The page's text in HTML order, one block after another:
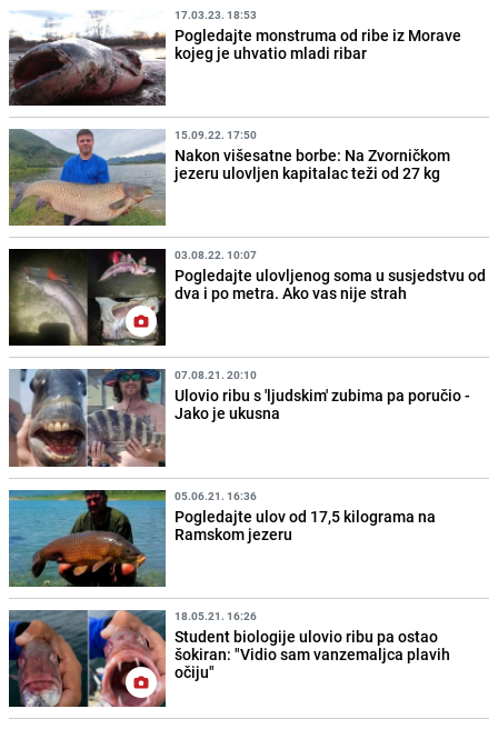
17.03.23. 18:53
Pogledajte monstruma od ribe iz Morave
kojeg je uhvatio mladi ribar
15.09.22. 17:50
Nakon višesatne borbe: Na Zvorničkom
jezeru ulovljen kapitalac teži od 27 kg
03.08.22. 10:07
Pogledajte ulovljenog soma u susjedstvu od
dva i po metra. Ako vas nije strah
07.08.21. 20:10
Ulovio ribu s 'ljudskim' zubima pa poručio -
Jako je ukusna
05.06.21. 16:36
Pogledajte ulov od 17,5 kilograma na
Ramskom jezeru
18.05.21. 16:26
Student biologije ulovio ribu pa ostao
šokiran: "Vidio sam vanzemaljca plavih
očiju"